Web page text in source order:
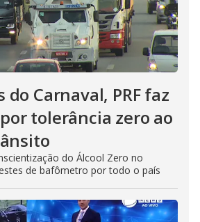
do Carnaval, PRF faz
tolerância zero ao
do Álcool Zero no
de bafômetro por todo o país